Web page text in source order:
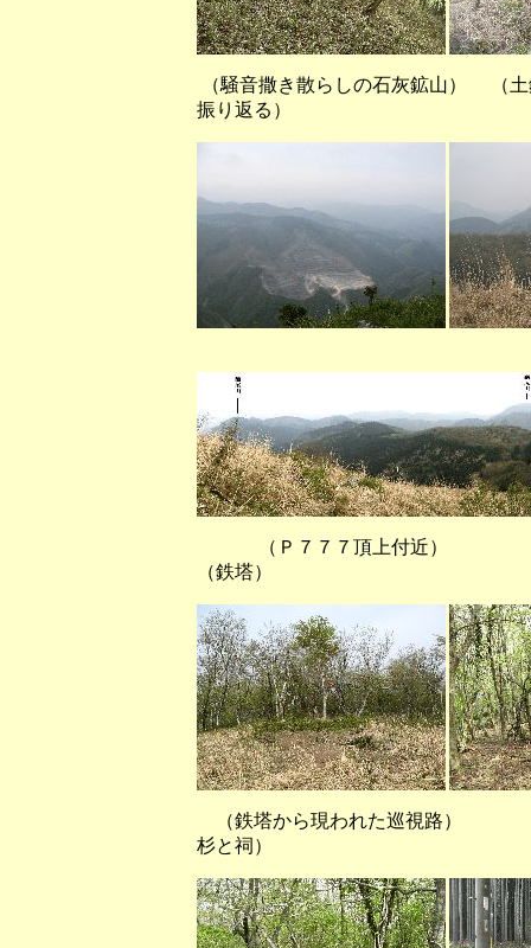
（騒音撒き散らしの石灰鉱山） （
振り返る）
（Ｐ７７７頂上付
（鉄塔）
（鉄塔から現われた巡視
杉と祠）